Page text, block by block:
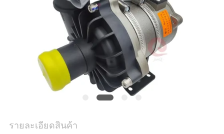
นโยบาย
เป็น
รายละเอียดสินค้า